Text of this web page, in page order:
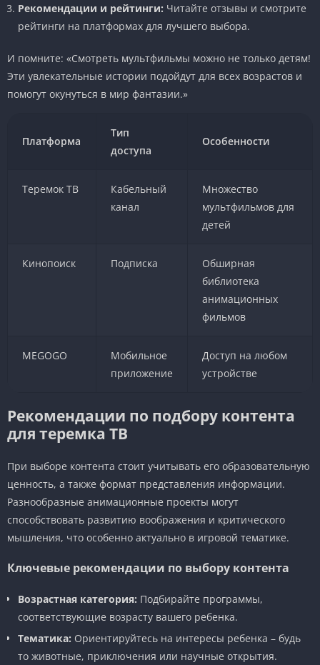
Рекомендации и рейтинги: Читайте отзывы и смотрите
рейтинги на платформах для лучшего выбора.
И помните: «Смотреть мультфильмы можно не только детям!
Эти увлекательные истории подойдут для всех возрастов и
помогут окунуться в мир фантазии.»
Платформа
Тип
доступа
Особенности
Теремок ТВ
Кабельный
канал
Множество
мультфильмов для
детей
Кинопоиск Подписка
Обширная
библиотека
анимационных
фильмов
MEGOGO
Мобильное
приложение
Доступ на любом
устройстве
Рекомендации по подбору контента
для теремка ТВ
При выборе контента стоит учитывать его образовательную
ценность, а также формат представления информации.
Разнообразные анимационные проекты могут
способствовать развитию воображения и критического
мышления, что особенно актуально в игровой тематике.
Ключевые рекомендации по выбору контента
Возрастная категория: Подбирайте программы,
соответствующие возрасту вашего ребенка.
Тематика: Ориентируйтесь на интересы ребенка – будь
то животные, приключения или научные открытия.